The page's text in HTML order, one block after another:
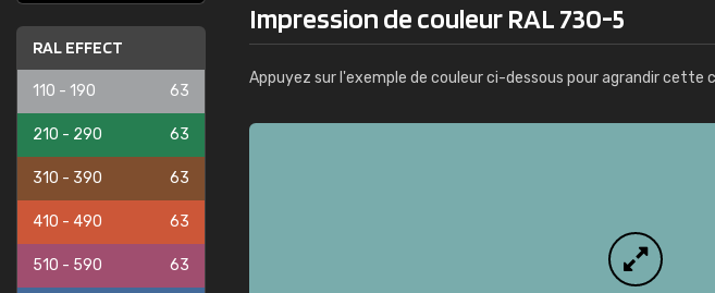
RAL EFFECT
110 - 190 63
210 - 290 63
310 - 390 63
410 - 490 63
510 - 590 63
Impression de couleur RAL 730-5
Appuyez sur l'exemple de couleur ci-dessous pour agrandir cette